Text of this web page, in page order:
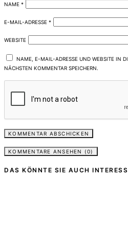
NAME *
E-MAIL-ADRESSE *
WEBSITE
NAME, E-MAIL-ADRESSE UND WEBSITE IN
NÄCHSTEN KOMMENTAR SPEICHERN.
KOMMENTARE ANSEHEN (0)
DAS KÖNNTE SIE AUCH